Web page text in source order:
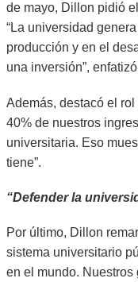
de mayo, Dillon pidió
“La universidad
producción y en el
una inversión”,
Además, destacó el
40% de nuestros
universitaria. Eso
tiene”.
“Defender la
Por último, Dillon
sistema universitario
en el mundo.